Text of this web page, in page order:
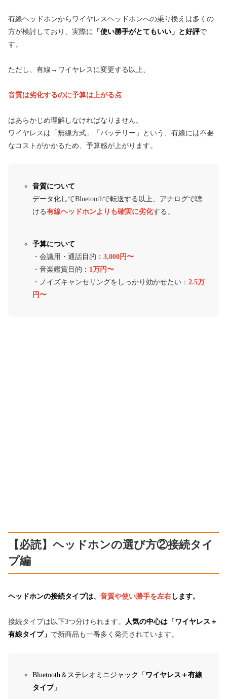
有線ヘッドホンからワイヤレスヘッドホンへの乗り換えは多くの
方が検討しており、実際に
「使い勝手がとてもいい」と好評で
す。
ただし、有線→ワイヤレスに変更する以上、
音質は劣化するのに予算は上がる点
はあらかじめ理解しなければなりません。
ワイヤレスは「無線方式」「バッテリー」という、有線には不要
なコストがかかるため、予算感が上がります。
音質について
データ化してBluetoothで転送する以上、アナログで聴
ける有線ヘッドホンよりも確実に劣化する。
予算について
・会議用・通話目的： 3,000円〜
・音楽鑑賞目的： 1万円〜
・ノイズキャンセリングをしっかり効かせたい： 2.5万
円〜
【必読】ヘッドホンの選び方②接続タイ
プ編
ヘッドホンの接続タイプは、 音質や使い勝手を左右 し ます。
接続タイプは以下3つ分けられます。
人気の中心は「ワイヤレス＋
有線タイプ」 で新商品も一番多く発売されています。
Bluetooth＆ステレオミニジャック「 ワイヤレス＋有線
タイプ」